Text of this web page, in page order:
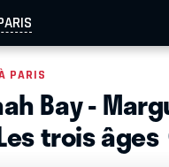
PARIS
Bay -
trois âges